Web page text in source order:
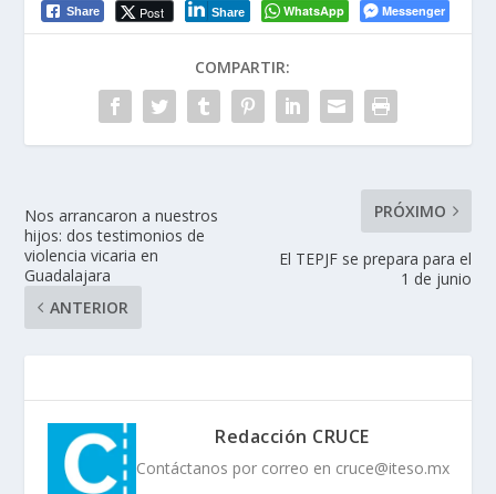
Share Post Share WhatsApp Messenger
COMPARTIR:
Nos arrancaron a nuestros
hijos: dos testimonios de
violencia vicaria en
Guadalajara
ANTERIOR
PRÓXIMO
El TEPJF se prepara para el
1 de junio
Redacción CRUCE
Contáctanos por correo en cruce@iteso.mx